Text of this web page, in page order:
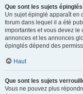
Que sont les sujets
Un sujet épinglé apparaît en
forum dans lequel il a été
importantes et vous devez
annonces et les annonces
épinglés dépend des
Haut
Que sont les sujets
Vous ne pouvez plus